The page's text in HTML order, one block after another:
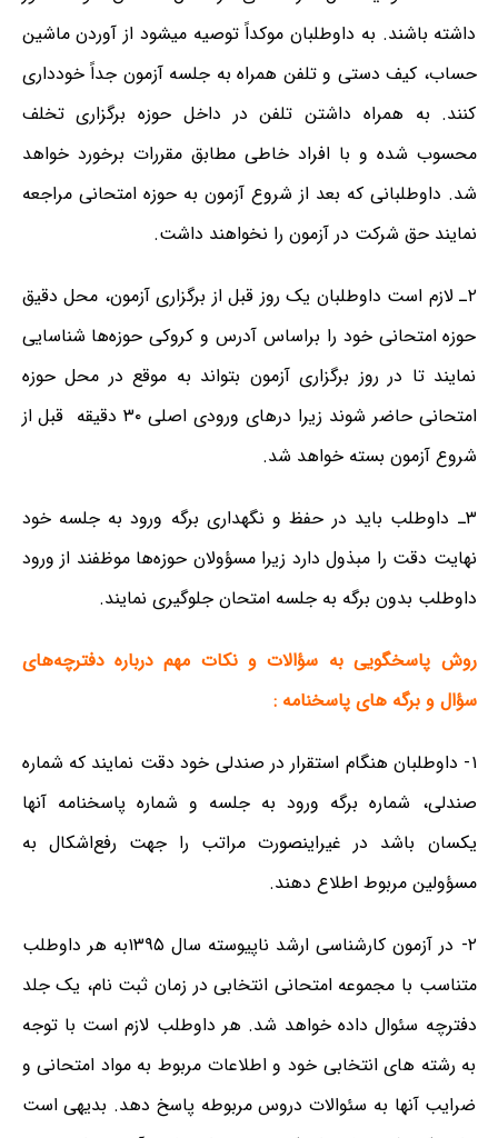
داشته باشند. به داوطلبان موکداً توصیه میشود از آوردن ماشین
حساب، کیف دستی و تلفن همراه به جلسه آزمون جداً خودداری
کنند. به همراه داشتن تلفن در داخل حوزه برگزاری تخلف
محسوب شده و با افراد خاطی مطابق مقررات برخورد خواهد
شد. داوطلبانی که بعد از شروع آزمون به حوزه امتحانی مراجعه
نمایند حق شرکت در آزمون را نخواهند داشت.
۲ـ لازم است داوطلبان یک روز قبل از برگزاری آزمون، محل دقیق
حوزه‌ امتحانی خود را براساس آدرس و کروکی حوزه‌ها شناسایی
نمایند تا در روز برگزاری آزمون بتواند به موقع در محل حوزه
امتحانی حاضر شوند زیرا درهای ورودی اصلی ۳۰ دقیقه قبل از
شروع آزمون بسته خواهد شد.
۳ـ داوطلب باید در حفظ و نگهداری برگه ورود به جلسه خود
نهایت دقت را مبذول دارد زیرا مسؤولان حوزه‌ها موظفند از ورود
داوطلب بدون برگه به جلسه امتحان جلوگیری نمایند.
روش پاسخگویی به سؤالات و نکات مهم درباره دفترچه‌های
سؤال و برگه های پاسخنامه‌ :
۱- داوطلبان هنگام استقرار در صندلی خود دقت نمایند که شماره
صندلی، شماره برگه ورود به جلسه و شماره پاسخنامه آنها
یکسان باشد در غیراینصورت مراتب را جهت رفع‌اشکال به
مسؤولین مربوط اطلاع دهند.
۲- در آزمون کارشناسی ارشد ناپیوسته سال ۱۳۹۵به هر داوطلب
متناسب با مجموعه امتحانی انتخابی در زمان ثبت نام، یک جلد
دفترچه سئوال داده خواهد شد. هر داوطلب لازم است با توجه
به رشته های انتخابی خود و اطلاعات مربوط به مواد امتحانی و
ضرایب آنها به سئوالات دروس مربوطه پاسخ دهد. بدیهی است